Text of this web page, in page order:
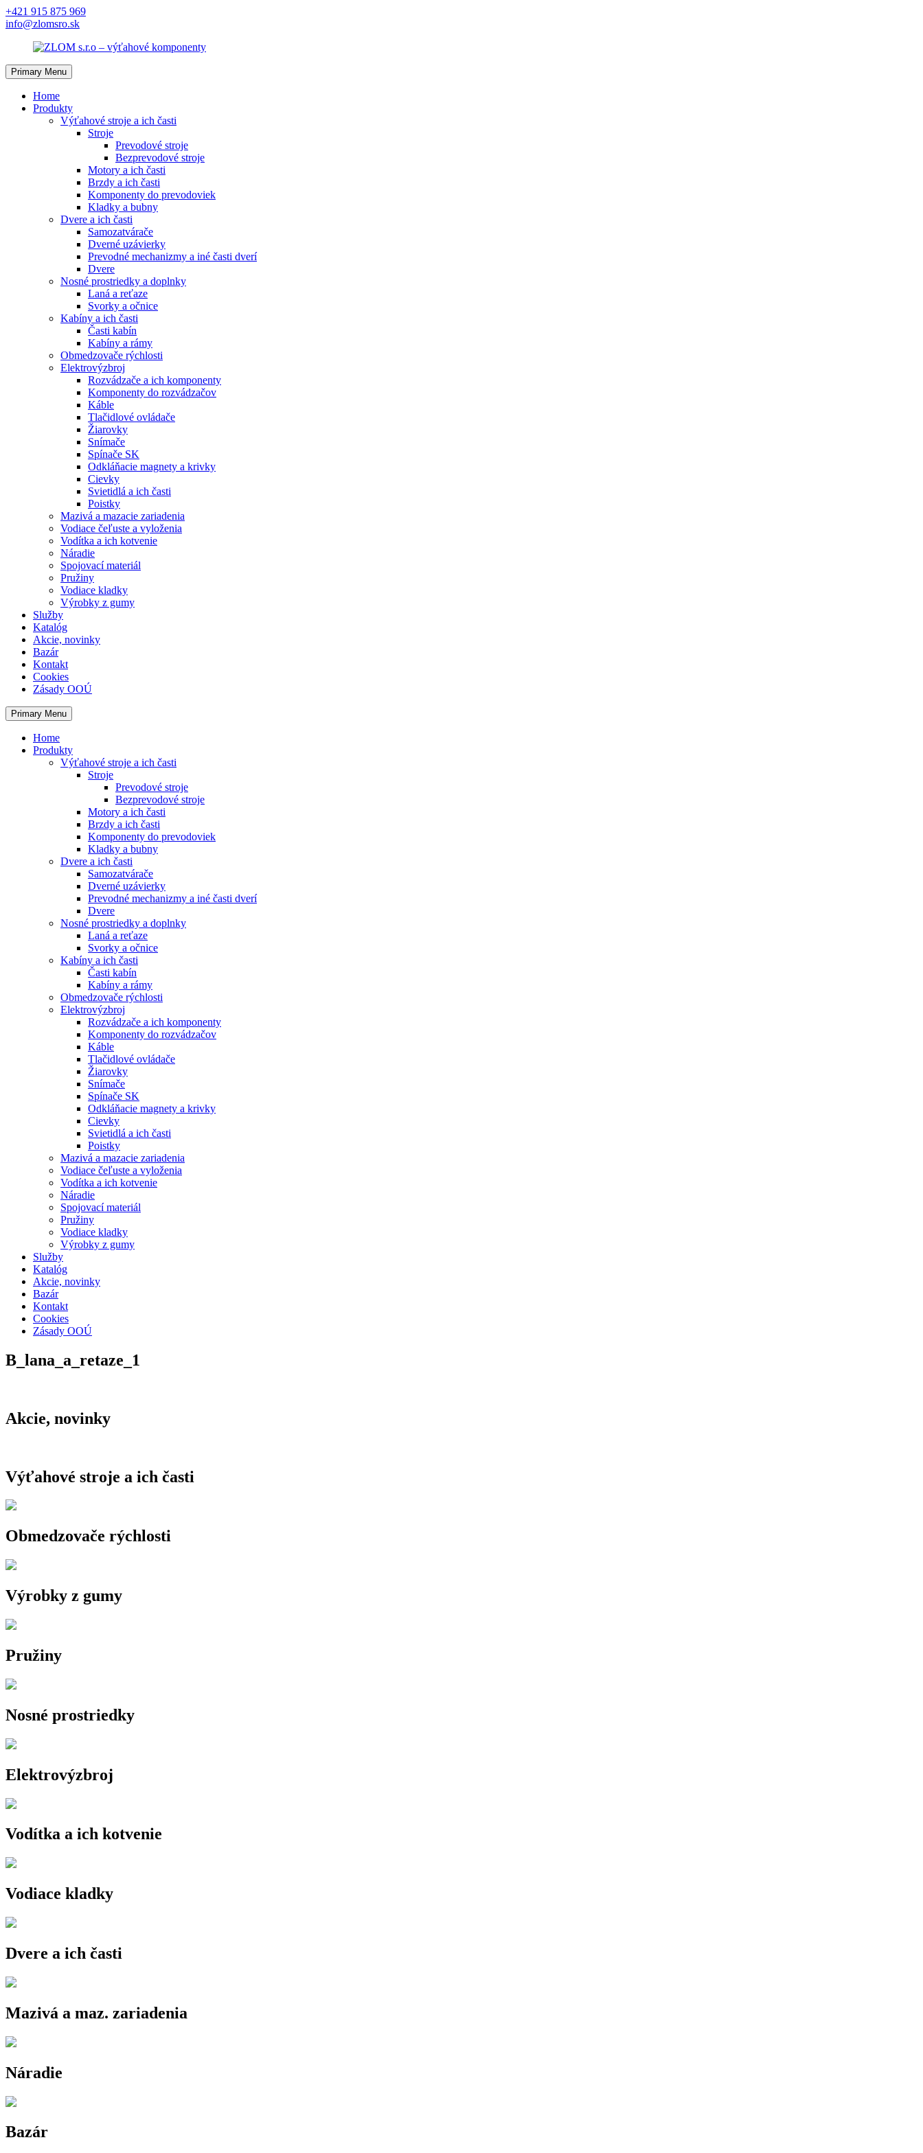
Skip
to
+421 915 875 969
info@zlomsro.sk
Primary Menu
Home
Produkty
Výťahové stroje a ich časti
Stroje
Prevodové stroje
Bezprevodové stroje
Motory a ich časti
Brzdy a ich časti
Komponenty do prevodoviek
Kladky a bubny
Dvere a ich časti
Samozatvárače
Dverné uzávierky
Prevodné mechanizmy a iné časti dverí
Dvere
Nosné prostriedky a doplnky
Laná a reťaze
Svorky a očnice
Kabíny a ich časti
Časti kabín
Kabíny a rámy
Obmedzovače rýchlosti
Elektrovýzbroj
Rozvádzače a ich komponenty
Komponenty do rozvádzačov
Káble
Tlačidlové ovládače
Žiarovky
Snímače
Spínače SK
Odkláňacie magnety a krivky
Cievky
Svietidlá a ich časti
Poistky
Mazivá a mazacie zariadenia
Vodiace čeľuste a vyloženia
Vodítka a ich kotvenie
Náradie
Spojovací materiál
Pružiny
Vodiace kladky
Výrobky z gumy
Služby
Katalóg
Akcie, novinky
Bazár
Kontakt
Cookies
Zásady OOÚ
Primary Menu
Home
Produkty
Výťahové stroje a ich časti
Stroje
Prevodové stroje
Bezprevodové stroje
Motory a ich časti
Brzdy a ich časti
Komponenty do prevodoviek
Kladky a bubny
Dvere a ich časti
Samozatvárače
Dverné uzávierky
Prevodné mechanizmy a iné časti dverí
Dvere
Nosné prostriedky a doplnky
Laná a reťaze
Svorky a očnice
Kabíny a ich časti
Časti kabín
Kabíny a rámy
Obmedzovače rýchlosti
Elektrovýzbroj
Rozvádzače a ich komponenty
Komponenty do rozvádzačov
Káble
Tlačidlové ovládače
Žiarovky
Snímače
Spínače SK
Odkláňacie magnety a krivky
Cievky
Svietidlá a ich časti
Poistky
Mazivá a mazacie zariadenia
Vodiace čeľuste a vyloženia
Vodítka a ich kotvenie
Náradie
Spojovací materiál
Pružiny
Vodiace kladky
Výrobky z gumy
Služby
Katalóg
Akcie, novinky
Bazár
Kontakt
Cookies
Zásady OOÚ
B_lana_a_retaze_1
Akcie, novinky
Výťahové stroje a ich časti
Obmedzovače rýchlosti
Výrobky z gumy
Pružiny
Nosné prostriedky
Elektrovýzbroj
Vodítka a ich kotvenie
Vodiace kladky
Dvere a ich časti
Mazivá a maz. zariadenia
Náradie
Bazár